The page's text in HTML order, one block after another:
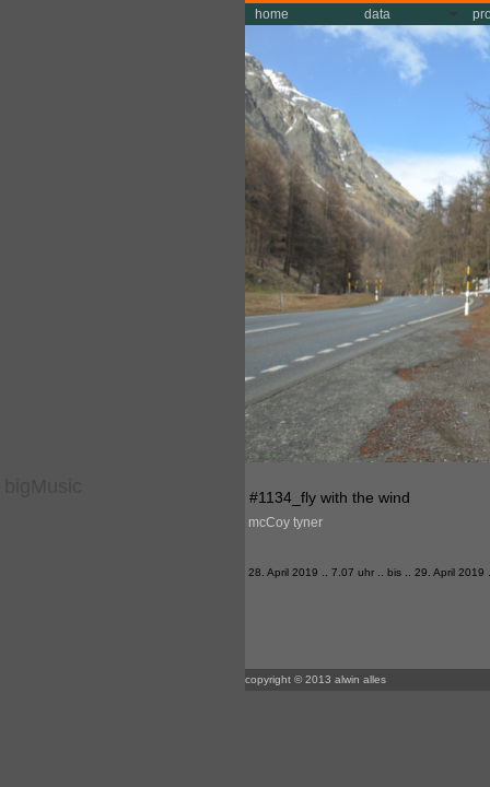
home data
#1134_fly with the wind
mcCoy tyner
28. April 2019 .. 7.07 uhr .. bis .. 29. April 2019
copyright © 2013 alwin alles